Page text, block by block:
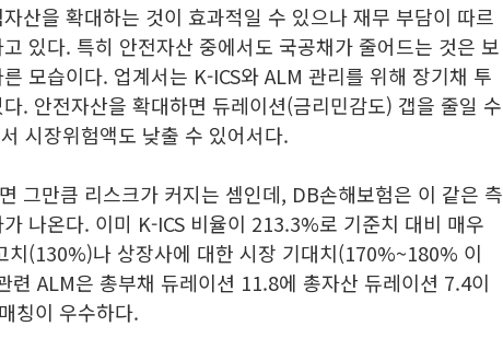
산을 확대하는 것이 효과적일 수 있으나 재무 부담이 따르
있다. 특히 안전자산 중에서도 국공채가 줄어드는 것은 보
모습이다. 업계서는 K-ICS와 ALM 관리를 위해 장기채 투
. 안전자산을 확대하면 듀레이션(금리민감도) 갭을 줄일 수
시장위험액도 낮출 수 있어서다.
그만큼 리스크가 커지는 셈인데, DB손해보험은 이 같은 측
나온다. 이미 K-ICS 비율이 213.3%로 기준치 대비 매우
치(130%)나 상장사에 대한 시장 기대치(170%~180% 이
련 ALM은 총부채 듀레이션 11.8에 총자산 듀레이션 7.4이
칭이 우수하다.